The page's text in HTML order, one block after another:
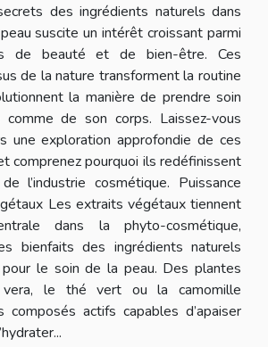
des ingrédients naturels dans
suscite un intérêt croissant parmi
de beauté et de bien-être. Ces
de la nature transforment la routine
la manière de prendre soin
de son corps. Laissez-vous
une exploration approfondie de ces
comprenez pourquoi ils redéfinissent
l’industrie cosmétique. Puissance
Les extraits végétaux tiennent
dans la phyto-cosmétique,
bienfaits des ingrédients naturels
le soin de la peau. Des plantes
vera, le thé vert ou la camomille
composés actifs capables d’apaiser